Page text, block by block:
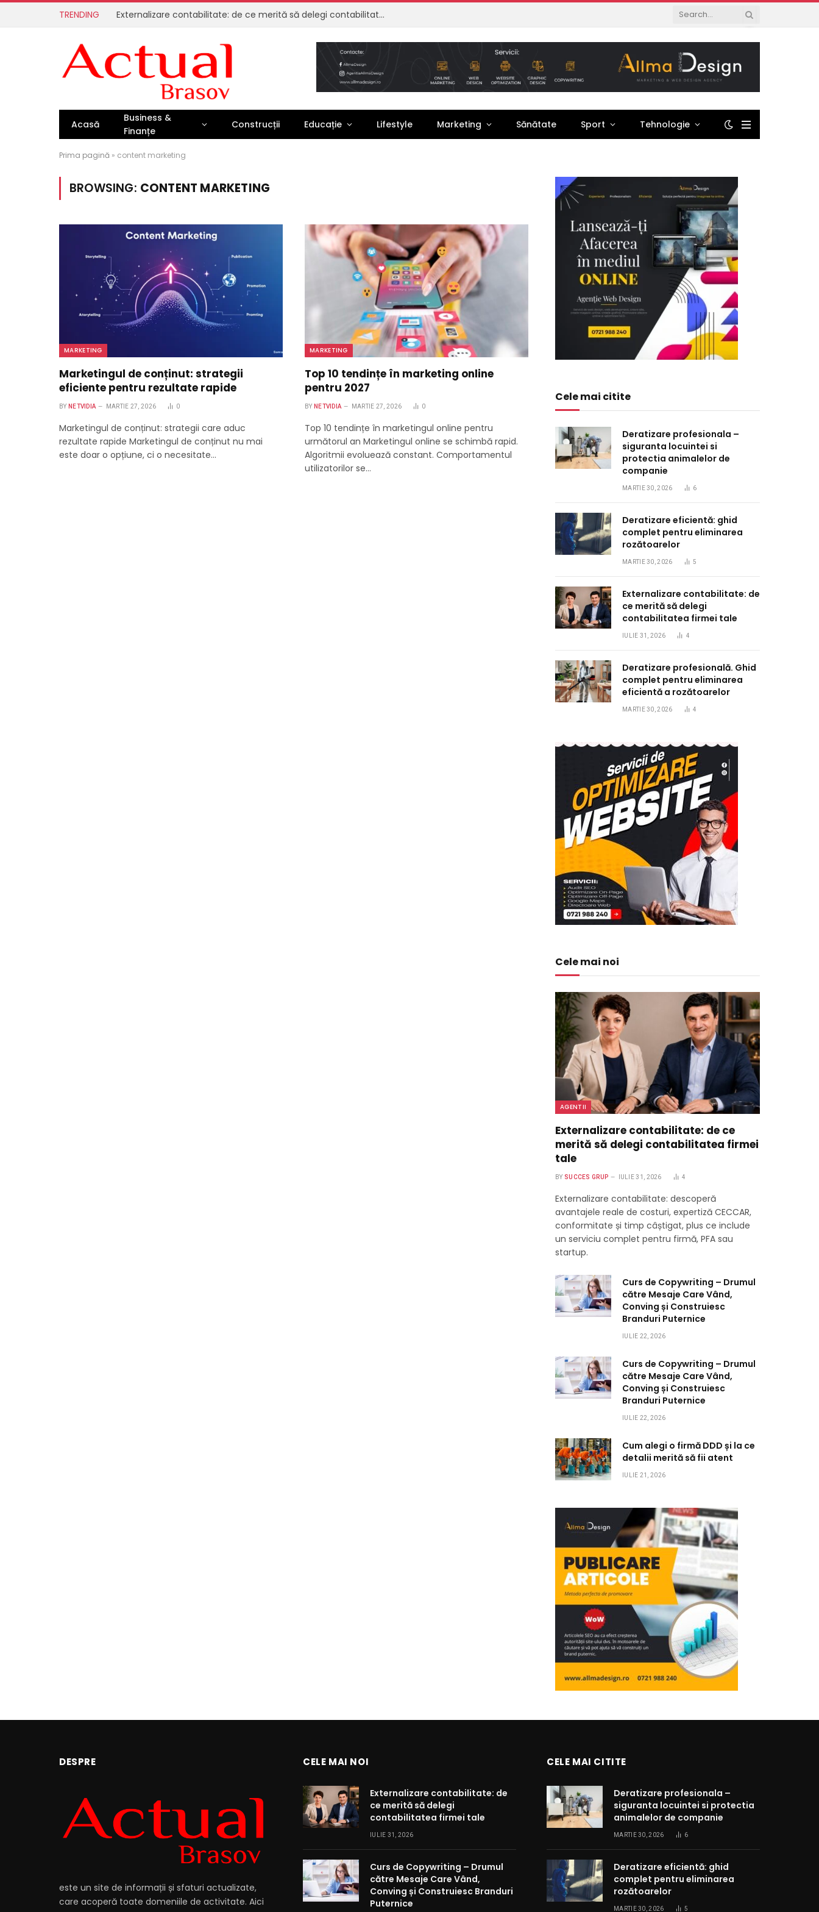
TRENDING Externalizare contabilitate: de ce merită să delegi contabilitatea firmei tale
Acasă
Business &
Finanțe
Construcții Educație Lifestyle Marketing Sănătate Sport Tehnologie
Prima pagină » content marketing
BROWSING: CONTENT MARKETING
MARKETING
Marketingul de conținut: strategii
eficiente pentru rezultate rapide
BY NETVIDIA MARTIE 27, 2026 0
Marketingul de conținut: strategii care aduc
rezultate rapide Marketingul de conținut nu mai
este doar o opțiune, ci o necesitate…
MARKETING
Top 10 tendințe în marketing online
pentru 2027
BY NETVIDIA MARTIE 27, 2026 0
Top 10 tendințe în marketingul online pentru
următorul an Marketingul online se schimbă rapid.
Algoritmii evoluează constant. Comportamentul
utilizatorilor se…
Cele mai citite
Deratizare profesionala –
siguranta locuintei si
protectia animalelor de
companie
MARTIE 30, 2026 6
Deratizare eficientă: ghid
complet pentru eliminarea
rozătoarelor
MARTIE 30, 2026 5
Externalizare contabilitate: de
ce merită să delegi
contabilitatea firmei tale
IULIE 31, 2026 4
Deratizare profesională. Ghid
complet pentru eliminarea
eficientă a rozătoarelor
MARTIE 30, 2026 4
Cele mai noi
AGENTII
Externalizare contabilitate: de ce
merită să delegi contabilitatea firmei
tale
BY SUCCES GRUP IULIE 31, 2026 4
Externalizare contabilitate: descoperă
avantajele reale de costuri, expertiză CECCAR,
conformitate și timp câștigat, plus ce include
un serviciu complet pentru firmă, PFA sau
startup.
Curs de Copywriting – Drumul
către Mesaje Care Vând,
Conving și Construiesc
Branduri Puternice
IULIE 22, 2026
Curs de Copywriting – Drumul
către Mesaje Care Vând,
Conving și Construiesc
Branduri Puternice
IULIE 22, 2026
Cum alegi o firmă DDD și la ce
detalii merită să fii atent
IULIE 21, 2026
DESPRE
este un site de informații și sfaturi actualizate,
care acoperă toate domeniile de activitate. Aici
CELE MAI NOI
Externalizare contabilitate: de
ce merită să delegi
contabilitatea firmei tale
IULIE 31, 2026
Curs de Copywriting – Drumul
către Mesaje Care Vând,
Conving și Construiesc Branduri
Puternice
CELE MAI CITITE
Deratizare profesionala –
siguranta locuintei si protectia
animalelor de companie
MARTIE 30, 2026 6
Deratizare eficientă: ghid
complet pentru eliminarea
rozătoarelor
MARTIE 30, 2026 5